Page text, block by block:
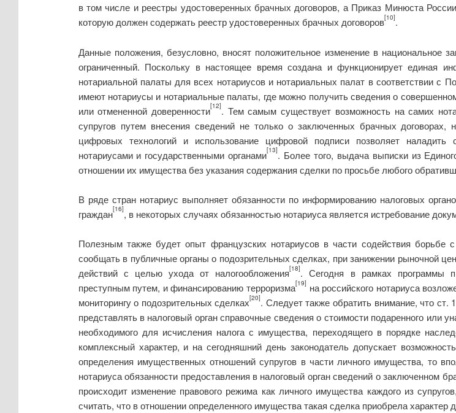
в том числе и реестры удостоверенных брачных договоров, а Приказ Минюста
которую должен содержать реестр удостоверенных брачных договоров[10].
Данные положения, безусловно, вносят положительное изменение в национальное
ограниченный. Поскольку в настоящее время создана и функционирует единая
нотариальной палаты для всех нотариусов и нотариальных палат в соответствии с
имеют нотариусы и нотариальные палаты, где можно получить сведения о
или отмененной доверенности[12]. Тем самым существует возможность на самих
супругов путем внесения сведений не только о заключенных брачных
цифровых технологий и использование цифровой подписи позволяет наладить
нотариусами и государственными органами[13]. Более того, выдача выписки из
отношении их имущества без указания содержания сделки по просьбе любого
В ряде стран нотариус выполняет обязанности по информированию налоговых
граждан[16], в некоторых случаях обязанностью нотариуса является истребование
Полезным также будет опыт французских нотариусов в части содействия борьбе
сообщать в публичные органы о подозрительных сделках, при занижении рыночной
действий с целью ухода от налогообложения[18]. Сегодня в рамках программы
преступным путем, и финансированию терроризма[19] на российского нотариуса
мониторингу о подозрительных сделках[20]. Следует также обратить внимание, что ст.
представлять в налоговый орган справочные сведения о стоимости подаренного или
необходимого для исчисления налога с имущества, переходящего в порядке
комплексный характер, и на сегодняшний день законодатель допускает
определения имущественных отношений супругов в части личного имущества, то
нотариуса обязанности предоставления в налоговый орган сведений о заключенном
происходит изменение правового режима как личного имущества каждого из
считать, что в отношении определенного имущества такая сделка приобрела характер